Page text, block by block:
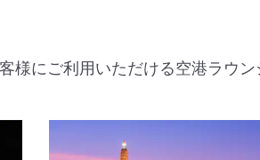
にご利用いただける空港ラウ